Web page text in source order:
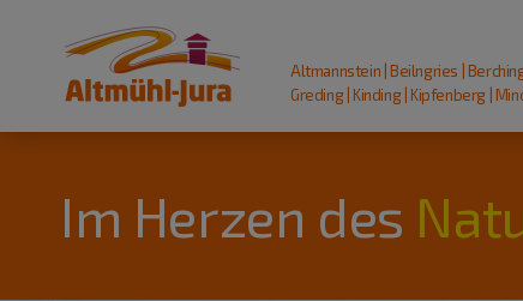
Altmannstein | Beilngries |
Greding | Kinding | Kipfenberg |
Im Herzen des